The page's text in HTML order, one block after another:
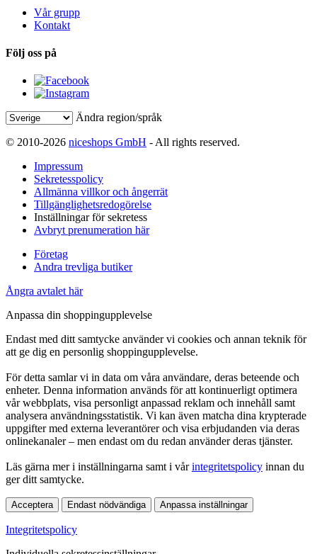
Vår grupp
Kontakt
Följ oss på
Ändra region/språk
© 2010-2026 niceshops GmbH - All rights reserved.
Impressum
Sekretesspolicy
Allmänna villkor och ångerrät
Tillgänglighetsredogörelse
Inställningar för sekretess
Avbryt prenumeration här
Företag
Andra trevliga butiker
Ångra avtalet här
Anpassa din shoppingupplevelse
Endast med ditt samtycke använder vi cookies och annan teknik för
att ge dig en personlig shoppingupplevelse.
För detta samlar vi in data om våra användare, deras beteende och
enheter. Denna information används för att kontinuerligt optimera
vår webbplats, visa personligt anpassad reklam och innehåll samt
analysera användningsstatistik. Vi kan även matcha dina krypterade
uppgifter med externa leverantörer och visa erbjudanden via deras
onlinekanaler – men endast om du redan använder deras tjänster.
Läs gärna mer i inställningarna samt i vårintegritetspolicy innan du
ger ditt samtycke.
Acceptera Endast nödvändiga Anpassa inställningar
Integritetspolicy